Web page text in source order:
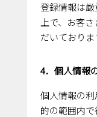
登録情報は
上で、お客
だいておりま
4．個人情報
個人情報の
的の範囲内